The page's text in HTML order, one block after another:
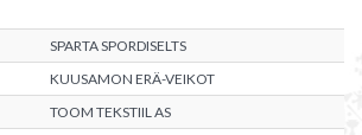
SPARTA SPORDISELTS
KUUSAMON ERÄ-VEIKOT
TOOM TEKSTIIL AS